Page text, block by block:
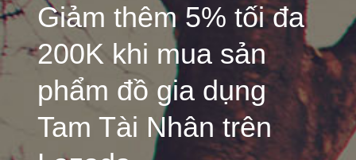
Giảm thêm 5% tối đa
200K khi mua sản
phẩm đồ gia dụng
Tam Tài Nhân trên